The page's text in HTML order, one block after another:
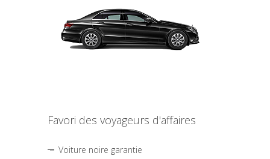
Favori des voyageurs d'affaires
Voiture noire garantie